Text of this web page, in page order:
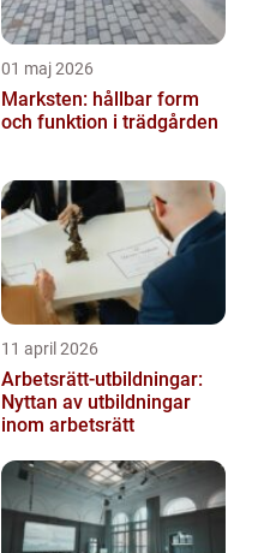
01 maj 2026
Marksten: hållbar form
och funktion i trädgården
11 april 2026
Arbetsrätt-utbildningar:
Nyttan av utbildningar
inom arbetsrätt